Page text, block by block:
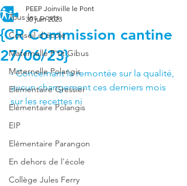
Tous les posts
Conseil d'école
Maternelle P'tit Gibus
Maternelle Polangis
Elémentaire Gressier
Elémentaire Polangis
EIP
Elémentaire Parangon
En dehors de l'école
Collège Jules Ferry
{CR Commission cantine
27/06/23}
PEEP Joinville le Pont
30 juin 2023
- Concernant la remontée sur la qualité,
aucun changement ces derniers mois
sur les recettes ni